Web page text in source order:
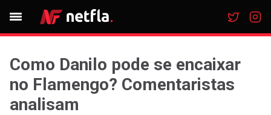
Como Danilo pode se encaixar
no Flamengo? Comentaristas
analisam